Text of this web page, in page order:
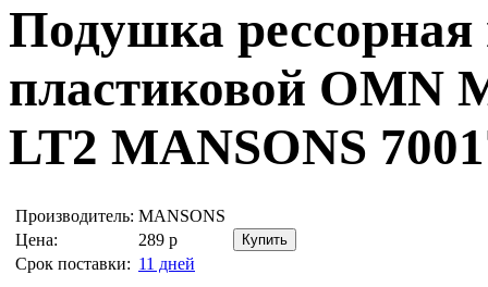
Подушка
пластиковой OMN
LT2 MANSONS
Производитель: MANSONS
Цена:
289 р
Срок поставки: 11 дней